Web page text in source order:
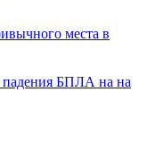
места в
падения БПЛА на на